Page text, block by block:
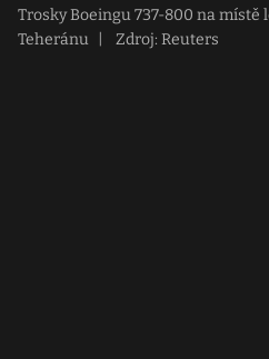
Trosky Boeingu 737-800 na místě
Teheránu
Zdroj: Reuters